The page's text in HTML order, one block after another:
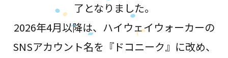
了となりました。
2026年4月以降は、ハイウェイウォーカーの
SNSアカウント名を『ドコニーク』に改め、